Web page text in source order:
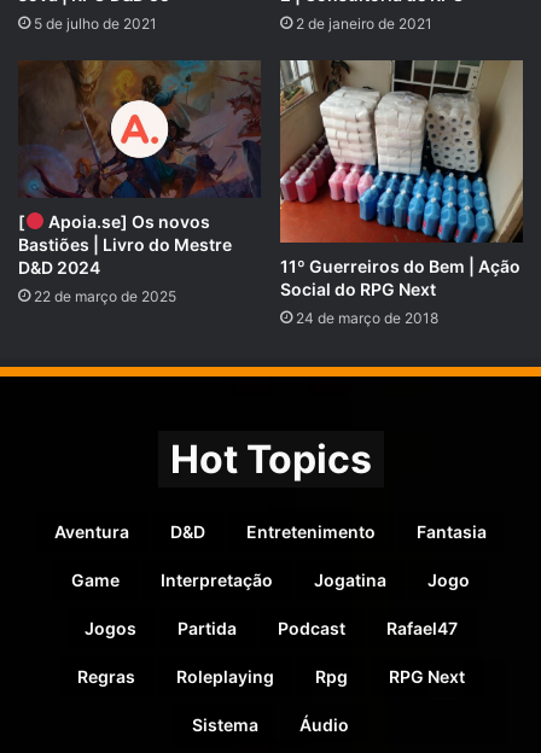
https://t.me/RpgNextOficial
.
COMPRE AQUI → Dungeons & Dragons Rpg: Players
Handbook Hard Cover (2024)
Masters Guide Hard Cover (2024)
5 de julho de 2021 2 de janeiro de 2021
[
Apoia.se] Os novos
Bastiões | Livro do Mestre
D&D 2024
22 de março de 2025
11º Guerreiros do Bem | Ação
Social do RPG Next
24 de março de 2018
Hot Topics
Aventura D&D Entretenimento Fantasia
Game Interpretação Jogatina Jogo
Jogos Partida Podcast Rafael47
Regras Roleplaying Rpg RPG Next
Sistema Áudio